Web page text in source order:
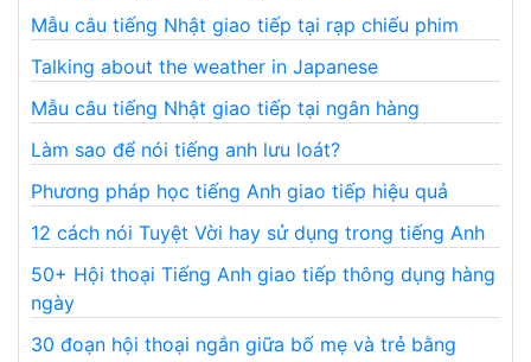
Mẫu câu tiếng Nhật giao tiếp tại rạp chiếu phim
Talking about the weather in Japanese
Mẫu câu tiếng Nhật giao tiếp tại ngân hàng
Làm sao để nói tiếng anh lưu loát?
Phương pháp học tiếng Anh giao tiếp hiệu quả
12 cách nói Tuyệt Vời hay sử dụng trong tiếng Anh
50+ Hội thoại Tiếng Anh giao tiếp thông dụng hàng
ngày
30 đoạn hội thoại ngắn giữa bố mẹ và trẻ bằng